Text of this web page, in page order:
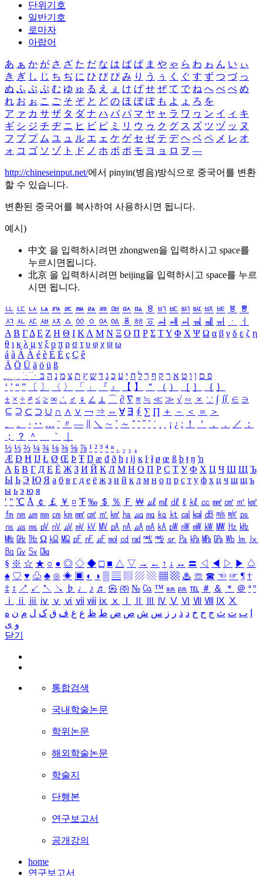
단위기호
일반기호
로마자
아랍어
あ ぁ か が さ ざ た だ な は ば ぱ ま や ゃ ら わ ゎ ん い ぃ
き ぎ し じ ち ぢ に ひ び ぴ み り う ぅ く ぐ す ず つ づ っ
ぬ ふ ぶ ぷ む ゆ ゅ る え ぇ け げ せ ぜ て で ね へ べ ぺ め
れ お ぉ こ ご そ ぞ と ど の ほ ぼ ぽ も よ ょ ろ を
ア ァ カ サ ザ タ ダ ナ ハ バ パ マ ヤ ャ ラ ワ ヮ ン イ ィ キ
ギ シ ジ チ ヂ ニ ヒ ビ ピ ミ リ ウ ゥ ク グ ス ズ ツ ヅ ッ ヌ
フ ブ プ ム ユ ュ ル エ ェ ケ ゲ セ ゼ テ デ ヘ ベ ペ メ レ オ
ォ コ ゴ ソ ゾ ト ド ノ ホ ボ ポ モ ヨ ョ ロ ヲ ―
http://chineseinput.net/에서 pinyin(병음)방식으로 중국어를 변환
할 수 있습니다.
변환된 중국어를 복사하여 사용하시면 됩니다.
예시)
中文 을 입력하시려면 zhongwen을 입력하시고 space를
누르시면됩니다.
北京 을 입력하시려면 beijing을 입력하시고 space를 누르
시면 됩니다.
ㅥ ㅦ ㅧ ㅨ ㅩ ㅪ ㅫ ㅬ ㅭ ㅮ ㅯ ㅰ ㅱ ㅲ ㅳ ㅴ ㅵ ㅶ ㅷ ㅸ
ㅹ
ㅺ ㅻ ㅼ ㅽ ㅾ ㅿ ㆀ ㆁ ㆂ ㆃ ㆄ ㆅ ㆆ ㆇ ㆈ ㆉ ㆊ ㆋ ㆌ ㆍ
ㆎ
Α Β ΓΔ Ε Ζ Η Θ Ι ΚΛ Μ Ν Ξ Ο Π Ρ Σ ΤΥ Φ Χ Ψ Ω α β γ δ ε ζ η
θ ι κ λ μ ν ξ ο π ρ σ τ υ φ χ ψ ω
á à Á À é è É È ç Ç ê
Ä Ö Ü ä ö ü ß
ִֶֹ ֻּ ׁׂ פ ם ן ו ט א ר ק ף ך ל ח י ע כ ג ד ש ץ ת צ מ נ ה ב
‘ ’ “ ” 〔 〕 〈 〉 「 」 『 』 【 】 ＂ （ ） ［ ］ ｛ ｝
± × ÷ ≠ ≤ ≥ ∞ ∴ ♂ ♀ ∠ ⊥ ⌒ ∂ ∇ ≡ ≒ ≪ ≫ √ ∽ ∝ ∵ ∫ ∬ ∈ ∋
⊆ ⊇ ⊂ ⊃ ∪ ∩ ∧ ∨ ￢ ⇒ ⇔ ∀ ∃ ∮ ∑ ∏ ＋ － ＜ ＝
＞
、
。 · ‥ … ¨ 〃 ― ＼ ∼ ´ ～ ˇ ˘ ˝ ˚ ˙ ¸ ¡ ¿ ː ！ ＇ ， ． ／
：
；
？ ＾ ｀
½ ⅓ ⅔ ¼ ¾ ⅛ ⅜ ⅝ ⅞ ¹ ² ³ ⁴ ⁿ ₁ ₂ ₃ ₄
Æ Ð Ħ Ĳ Ł Ø Œ Þ Ŧ Ŋ æ đ ð ħ ı ĳ ĸ ŀ ł ø œ ß þ ŧ ŋ ŉ
А Б В Г Д Е Ё Ж З И Й К Л М Н О П Р С Т У Ф Х Ц Ч Ш Щ Ъ
Ы Ь Э Ю Я а б в г д е ё ж з и й к л м н о п р с т у ф х ц ч ш щ ъ
ы ь э ю я
′ ″ ℃ Å ￠ ￡ ￥ ¤ ℉ ‰ ＄ ％ Ｆ ￦ ㎕ ㎖ ㎗ ℓ ㎘ ㏄ ㎣ ㎤ ㎥ ㎦
㎙ ㎚ ㎛ ㎜ ㎝ ㎞ ㎟ ㎠ ㎡ ㎢ ㏊ ㎍ ㎎ ㎏ ㏏ ㎈ ㎉ ㏈ ㎧ ㎨ ㎰
㎱ ㎲ ㎳ ㎴ ㎵ ㎶ ㎷ ㎸ ㎹ ㎀ ㎁ ㎂ ㎃ ㎄ ㎺ ㎻ ㎽ ㎾ ㎿ ㎐ ㎑
㎒ ㎓ ㎔ Ω ㏀ ㏁ ㎊ ㎋ ㎌ ㏖ ㏅ ㎭ ㎮ ㎯ ㏛ ㎩ ㎪ ㎫ ㎬ ㏝ ㏐
㏓
㏃ ㏉ ㏜ ㏆
§ ※ ☆ ★ ○ ● ◎ ◇ ◆ □ ■ △ ▽ → ← ↑ ↓ ↔ 〓 ◁ ◀ ▷ ▶ ♤
♠ ♡ ♥ ♧ ♣ ⊙ ◈ ▣ ◐ ◑ ▒ ▤ ▨ ▧ ▦ ▩ ♨ ☏ ☎ ☜ ☞ ¶ †
‡ ↕ ↗ ↙ ↖ ↘ ♭ ♩ ♪ ♬ ㉿ ㈜ № ㏇ ™ ㏂ ㏘ ℡ ＃ ＆ ＊ ＠ ª º
ⅰ
ⅱ ⅲ ⅳ ⅴ ⅵ ⅶ ⅷ ⅸ ⅹ Ⅳ Ⅴ Ⅵ Ⅶ Ⅷ Ⅸ Ⅹ
ب ت ث ج ح خ د ذ ر ز س ش ص ض ط ظ ع غ ف ق ک ل م ن ه
و ی
닫기
통합검색
국내학술논문
학위논문
해외학술논문
학술지
단행본
연구보고서
공개강의
home
연구보고서